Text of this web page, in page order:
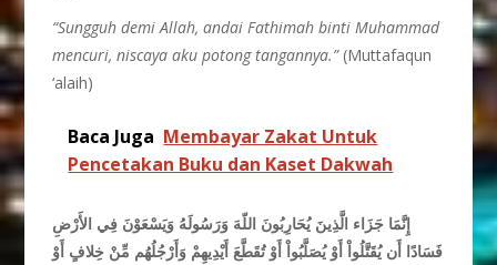
“Sungguh demi Allah, andai Fathimah binti Muhammad
mencuri, niscaya aku potong tangannya.”(Muttafaqun
‘alaih)
Baca Juga Membayar Zakat Untuk
Pencetakan Buku dan Kaset Dakwah
إِنَّمَا جَزَاء الَّذِينَ يُحَارِبُونَ اللّهَ وَرَسُولَهُ وَيَسْعَوْنَ فِي الأَرْضِ
فَسَادًا أَن يُقَتَّلُواْ أَوْ يُصَلَّبُواْ أَوْ تُقَطَّعَ أَيْدِيهِمْ وَأَرْجُلُهُم مِّنْ خِلافٍ أَوْ